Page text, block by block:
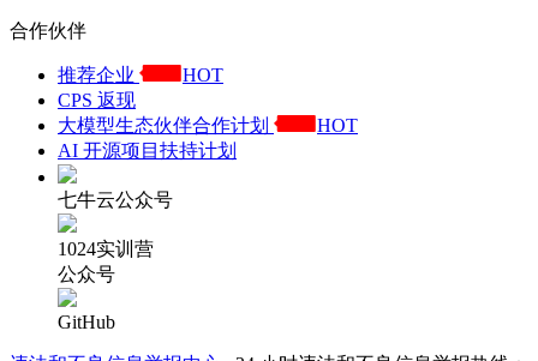
合作伙伴
推荐企业
HOT
CPS 返现
大模型生态伙伴合作计划
HOT
AI 开源项目扶持计划
七牛云公众号
1024实训营
公众号
GitHub